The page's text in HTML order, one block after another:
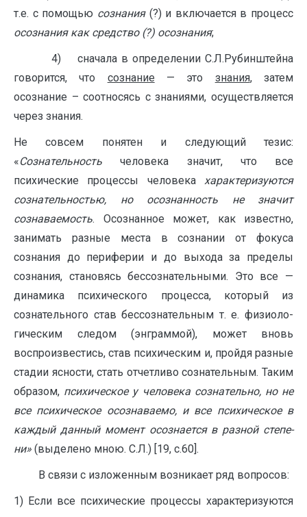
т.е. с помощью сознания(?) и включается в процесс
осознания как средство (?) осознания;
4) сначала в определении С.Л.Рубинштейна
говорится, что сознание — это знания, затем
осознание – соотносясь с знаниями, осуществляется
через знания.
Не совсем понятен и следующий тезис:
«Сознательность человека значит, что все
психические про­цессы человека характеризуются
сознательностью, но осо­знанность не значит
сознаваемость. Осознанное может, как из­вестно,
занимать разные места в сознании от фокуса
сознания до периферии и до выхода за пределы
сознания, становясь бессознательными. Это все —
динамика психического процесса, который из
сознательного став бессознательным т. е. физиоло­
гическим следом (энграммой), может вновь
воспроизвестись, став психическим и, пройдя разные
стадии ясности, стать от­четливо сознательным. Таким
образом, психическое у челове­ка сознательно, но не
все психическое осознаваемо, и все пси­хическое в
каждый данный момент осознается в разной степе­
ни» (выделено мною. С.Л.) [19, с.60].
В связи с изложенным возникает ряд вопросов:
1) Если все психические процессы характеризуются